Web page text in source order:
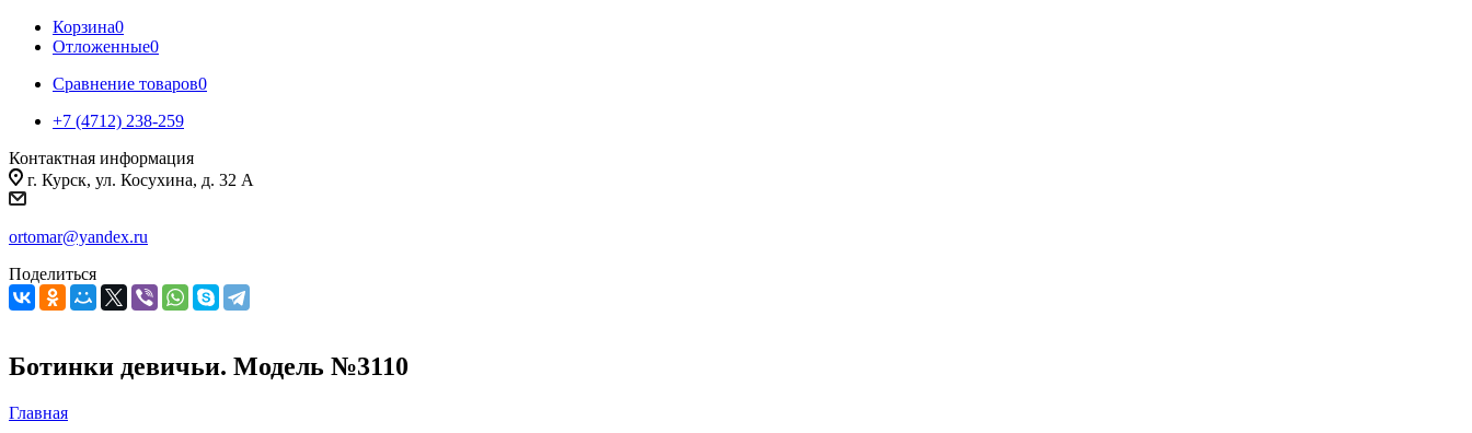
Корзина0
Отложенные0
Сравнение товаров0
+7 (4712) 238-259
Контактная информация
г. Курск, ул. Косухина, д. 32 А
ortomar@yandex.ru
Поделиться
Ботинки девичьи. Модель №3110
Главная